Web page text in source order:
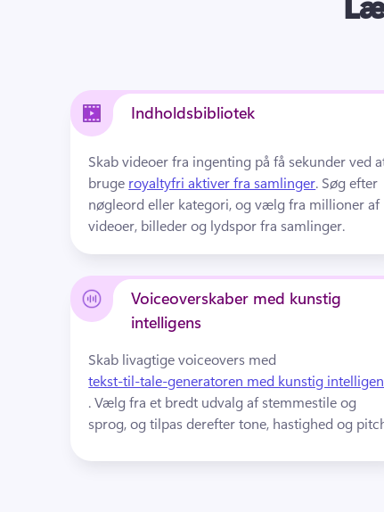
Indholdsbibliotek
Skab videoer fra ingenting på få sekunder ved
bruge royaltyfri aktiver fra samlinger. Søg efter
nøgleord eller kategori, og vælg fra millioner af
videoer, billeder og lydspor fra samlinger.
Voiceoverskaber med kunstig
intelligens
Skab livagtige voiceovers med
tekst-til-tale-generatoren med kunstig
. Vælg fra et bredt udvalg af stemmestile og
sprog, og tilpas derefter tone, hastighed og